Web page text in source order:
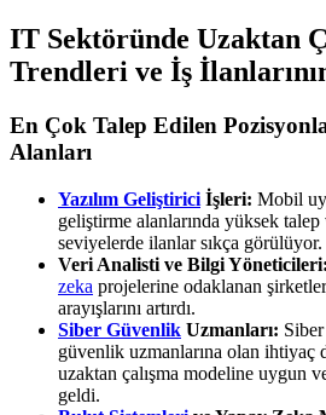
IT Sektöründe Uzaktan
Trendleri ve İş
En Çok Talep Edilen
Alanları
Yazılım Geliştirici İşleri: Mobil
geliştirme alanlarında yüksek
seviyelerde ilanlar sıkça görülüyor.
Veri Analisti ve Bilgi Yöneticileri:
zeka projelerine odaklanan
arayışlarını artırdı.
Siber Güvenlik Uzmanları: Siber
güvenlik uzmanlarına olan ihtiyaç
uzaktan çalışma modeline uygun
geldi.